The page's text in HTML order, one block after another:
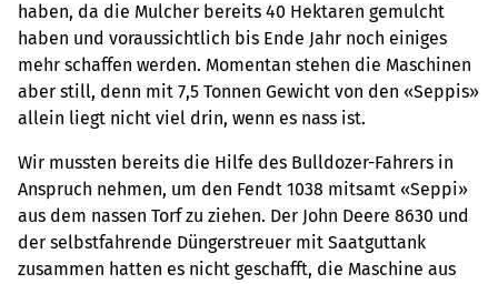
haben, da die Mulcher bereits 40 Hektaren gemulcht
haben und voraussichtlich bis Ende Jahr noch einiges
mehr schaffen werden. Momentan stehen die Maschinen
aber still, denn mit 7,5 Tonnen Gewicht von den «Seppis»
allein liegt nicht viel drin, wenn es nass ist.
Wir mussten bereits die Hilfe des Bulldozer-Fahrers in
Anspruch nehmen, um den Fendt 1038 mitsamt «Seppi»
aus dem nassen Torf zu ziehen. Der John Deere 8630 und
der selbstfahrende Düngerstreuer mit Saatguttank
zusammen hatten es nicht geschafft, die Maschine aus